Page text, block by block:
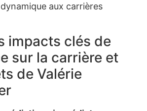
aux carrières
impacts clés de
sur la carrière et
de Valérie